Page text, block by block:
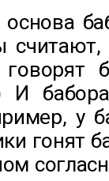
говорят
И
у
гонят